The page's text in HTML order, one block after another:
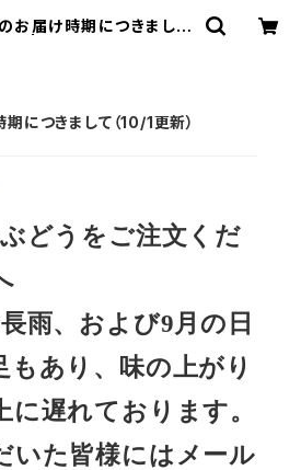
お届け時期につきまして
につきまして（10/1更新）
どうをご注文くだ
雨、および9月の日
もあり、味の上がり
に遅れております。
いた皆様にはメール